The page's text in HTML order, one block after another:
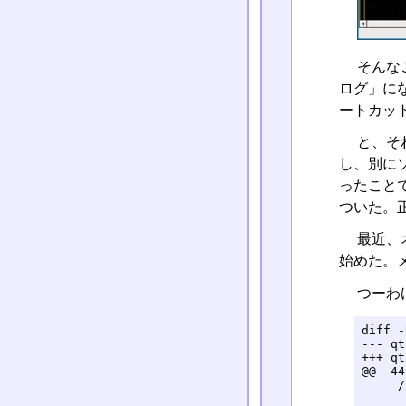
そんな
ログ」に
ートカッ
と、そ
し、別に
ったこと
ついた。
最近、
始めた。
つーわ
diff -U 3 qtbsch3v.org/application.cpp qtbsch3v/application.cpp
--- qtbsch3v.org/application.cpp	2006-07-08 15:02:55.000000000 +0900
+++ qtbsch3v/application.cpp	2009-02-10 23:31:18.000000000 +0900
@@ -449,13 +449,16 @@
     //statusBar()->addWidget( msg, 4 );
 
 
-	m_plabelX = new QLabel(" X:0000 ",statusBar());
-	m_plabelY = new QLabel(" Y:0000 ",statusBar());
+	m_plabelL = new QLabel(" L:0   ",statusBar());
+	m_plabelX = new QLabel(" X:0000   ",statusBar());
+	m_plabelY = new QLabel(" Y:0000   ",statusBar());
 	//QFont statusfont( "helvetica", 10 ) ;
+	m_plabelL->setFont( tipfont );
 	m_plabelX->setFont( tipfont );
 	m_plabelY->setFont( tipfont );
 	//m_plabelX->setAlignment(AlignCenter);
 	//m_plabelY->setAlignment(AlignCenter);
+	statusBar()->addWidget(m_plabelL,0,true);
 	statusBar()->addWidget(m_plabelX,0,true);
 	statusBar()->addWidget(m_plabelY,0,true);
 
@@ -818,6 +821,38 @@
 	case Qt::Key_C:
 		ToolCmnt();
 		break;
+
+	case